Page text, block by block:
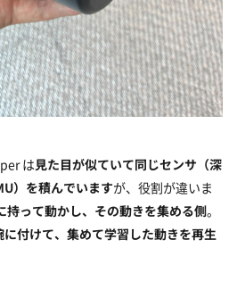
は見た目が似ていて同じセンサ（深
）を積んでいますが、役割が違いま
持って動かし、その動きを集める側。
付けて、集めて学習した動きを再生